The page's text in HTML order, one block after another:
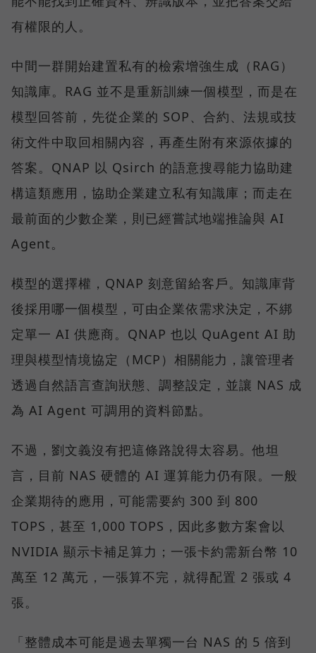
有權限的人。
中間一群開始建置私有的檢索增強生成（RAG）
知識庫。RAG 並不是重新訓練一個模型，而是在
模型回答前，先從企業的 SOP、合約、法規或技
術文件中取回相關內容，再產生附有來源依據的
答案。QNAP 以 Qsirch 的語意搜尋能力協助建
構這類應用，協助企業建立私有知識庫；而走在
最前面的少數企業，則已經嘗試地端推論與 AI
Agent。
模型的選擇權，QNAP 刻意留給客戶。知識庫背
後採用哪一個模型，可由企業依需求決定，不綁
定單一 AI 供應商。QNAP 也以 QuAgent AI 助
理與模型情境協定（MCP）相關能力，讓管理者
透過自然語言查詢狀態、調整設定，並讓 NAS 成
為 AI Agent 可調用的資料節點。
不過，劉文義沒有把這條路說得太容易。他坦
言，目前 NAS 硬體的 AI 運算能力仍有限。一般
企業期待的應用，可能需要約 300 到 800
TOPS，甚至 1,000 TOPS，因此多數方案會以
NVIDIA 顯示卡補足算力；一張卡約需新台幣 10
萬至 12 萬元，一張算不完，就得配置 2 張或 4
張。
「整體成本可能是過去單獨一台 NAS 的 5 倍到